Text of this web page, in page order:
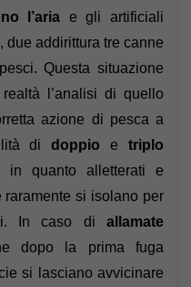
l’aria e gli artificiali
due addirittura tre canne
Questa situazione
l’analisi di quello
azione di pesca a
didoppio etriplo
in quanto alletterati e
si isolano per
In caso di allamate
dopo la prima fuga
si lasciano avvicinare